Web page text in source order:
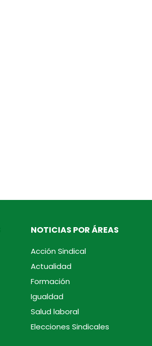
NOTICIAS POR ÁREAS
Acción Sindical
Actualidad
Formación
Igualdad
Salud laboral
Elecciones Sindicales